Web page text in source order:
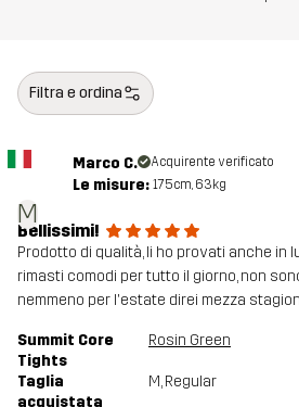
Filtra e ordina
M
Marco C. Acquirente verificato
Le misure: 175cm, 63kg
Bellissimi!
Prodotto di qualità, li ho provati anche in
rimasti comodi per tutto il giorno, non
nemmeno per l'estate direi mezza
Summit Core
Tights
Rosin Green
Taglia
acquistata
M, Regular